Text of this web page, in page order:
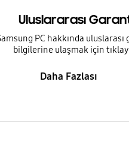
Uluslararası
PC hakkında uluslarası
bilgilerine ulaşmak için
Daha Fazlası